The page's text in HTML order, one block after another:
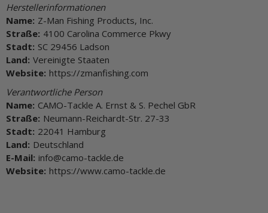
Herstellerinformationen
Name: Z-Man Fishing Products, Inc.
Straße: 4100 Carolina Commerce Pkwy
Stadt: SC 29456 Ladson
Land: Vereinigte Staaten
Website: https://zmanfishing.com
Verantwortliche Person
Name: CAMO-Tackle A. Ernst & S. Pechel GbR
Straße: Neumann-Reichardt-Str. 27-33
Stadt: 22041 Hamburg
Land: Deutschland
E-Mail: info@camo-tackle.de
Website: https://www.camo-tackle.de